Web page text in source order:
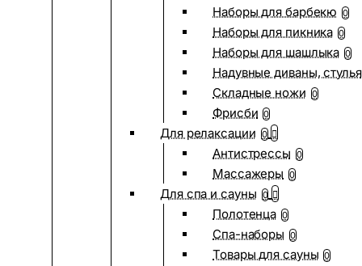
Наборы для барбекю 0
Наборы для пикника 0
Наборы для шашлыка 0
Надувные диваны, стулья
Складные ножи 0
Фрисби 0
Для релаксации 0
Антистрессы 0
Массажеры 0
Для спа и сауны 0
Полотенца 0
Спа-наборы 0
Товары для сауны 0